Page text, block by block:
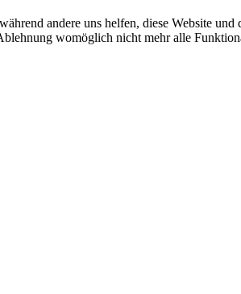
andere uns helfen, diese Website
womöglich nicht mehr alle